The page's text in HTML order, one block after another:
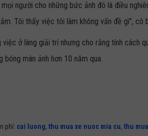
người cho những bức ảnh đó là điều
Tôi thấy việc tôi làm không vấn đề gì", cô
ở làng giải trí nhưng cho rằng tính cách
bóng màn ảnh hơn 10 năm qua.
phí: cai luong, thu mua xe nuoc mia cu, thu